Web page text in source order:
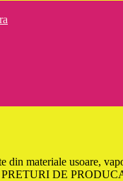
din materiale usoare,
PRETURI DE